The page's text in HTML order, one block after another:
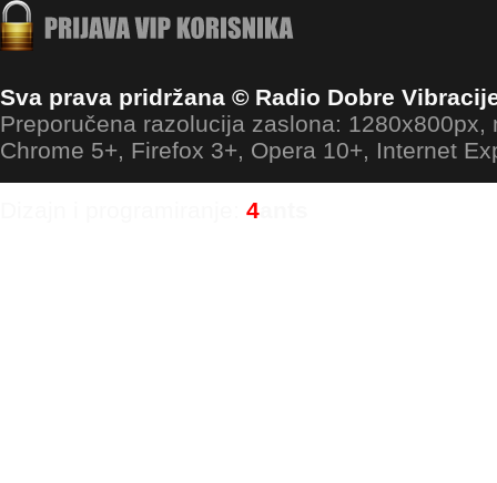
Sva prava pridržana © Radio Dobre
Preporučena razolucija zaslona: 1280x800px,
Chrome 5+, Firefox 3+, Opera 10+, Internet
4